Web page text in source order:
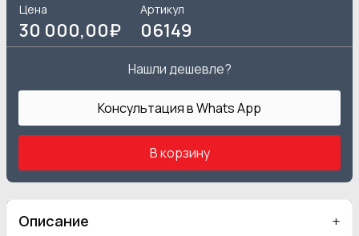
Цена
30 000,00₽
Артикул
06149
Нашли дешевле?
Консультация в Whats App
В корзину
Описание